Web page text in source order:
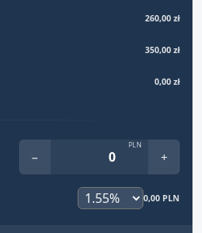
260,00 zł
350,00 zł
0,00 zł
−
PLN
+
0,00 PLN